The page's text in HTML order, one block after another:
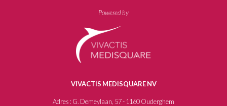
Powered by
VIVACTIS MEDISQUARE NV
Adres : G. Demeylaan, 57 - 1160 Ouderghem